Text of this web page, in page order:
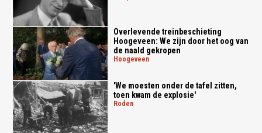
Overlevende treinbeschieting
Hoogeveen: We zijn door het oog van
de naald gekropen
hoogeveen
'We moesten onder de tafel zitten,
toen kwam de explosie'
roden